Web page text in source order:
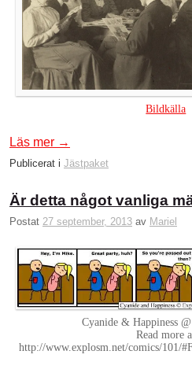
Bildkälla
Läs mer →
Publicerat i Jästpaket
Är detta något vanliga
Postat 27 september, 2013 av Mariel
Cyanide & Happiness
Read more
http://www.explosm.net/comics/101/